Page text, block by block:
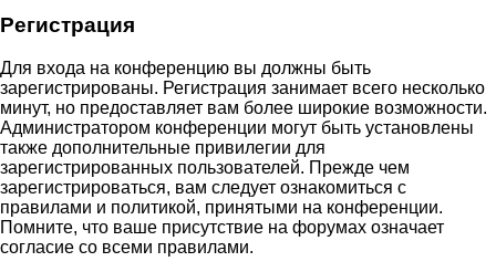
Регистрация
Для входа на конференцию вы должны быть
зарегистрированы. Регистрация занимает всего несколько
минут, но предоставляет вам более широкие возможности.
Администратором конференции могут быть установлены
также дополнительные привилегии для
зарегистрированных пользователей. Прежде чем
зарегистрироваться, вам следует ознакомиться с
правилами и политикой, принятыми на конференции.
Помните, что ваше присутствие на форумах означает
согласие со всеми правилами.